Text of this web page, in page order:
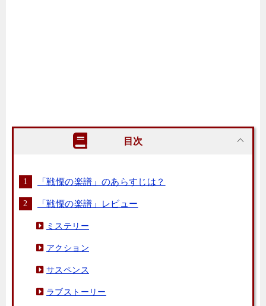
目次
「戦慄の楽譜」のあらすじは？
「戦慄の楽譜」レビュー
ミステリー
アクション
サスペンス
ラブストーリー